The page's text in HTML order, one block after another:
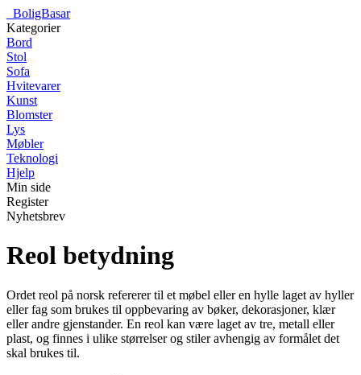
BoligBasar
Kategorier
Bord
Stol
Sofa
Hvitevarer
Kunst
Blomster
Lys
Møbler
Teknologi
Hjelp
Min side
Register
Nyhetsbrev
Reol betydning
Ordet reol på norsk refererer til et møbel eller en hylle laget av hyller
eller fag som brukes til oppbevaring av bøker, dekorasjoner, klær
eller andre gjenstander. En reol kan være laget av tre, metall eller
plast, og finnes i ulike størrelser og stiler avhengig av formålet det
skal brukes til.